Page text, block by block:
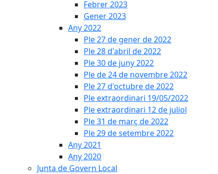
Febrer 2023
Gener 2023
Any 2022
Ple 27 de gener de 2022
Ple 28 d'abril de 2022
Ple 30 de juny 2022
Ple de 24 de novembre 2022
Ple 27 d'octubre de 2022
Ple extraordinari 19/05/2022
Ple extraordinari 12 de juliol
Ple 31 de març de 2022
Ple 29 de setembre 2022
Any 2021
Any 2020
Junta de Govern Local